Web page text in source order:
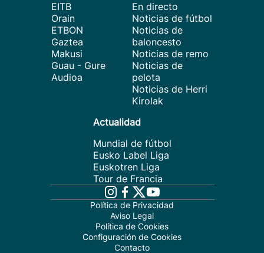
EITB
Orain
ETBON
Gaztea
Makusi
Guau - Gure
Audioa
En directo
Noticias de fútbol
Noticias de
baloncesto
Noticias de remo
Noticias de
pelota
Noticias de Herri
Kirolak
Actualidad
Mundial de fútbol
Eusko Label Liga
Euskotren Liga
Tour de Francia
Política de Privacidad
Aviso Legal
Política de Cookies
Configuración de Cookies
Contacto